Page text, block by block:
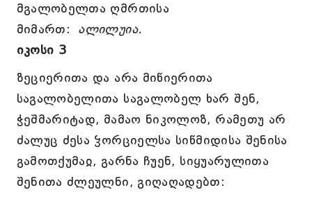
მგალობელთა ღმრთისა
მიმართ: ალილუია.
იკოსი 3
ზეციერითა და არა მიწიერითა
საგალობელითა საგალობელ ხარ შენ,
ჭეშმარიტად, მამაო ნიკოლოზ, რამეთუ არ
ძალუც ძესა ჴორციელსა სიწმიდისა შენისა
გამოთქუმაჲ, გარნა ჩუენ, სიყუარულითა
შენითა ძლეულნი, გიღაღადებთ: